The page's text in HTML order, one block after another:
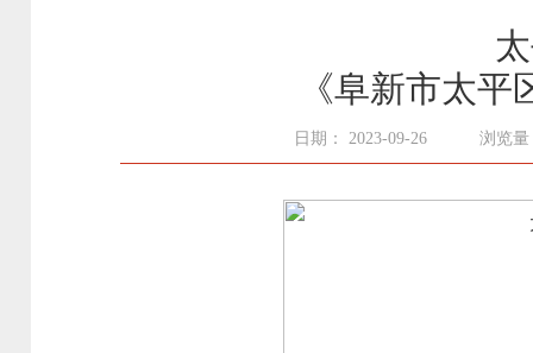
《阜新市太
日期： 2023-09-26 浏览量